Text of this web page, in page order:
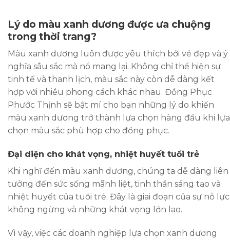
Lý do màu xanh dương được ưa chuộng
trong thời trang?
Màu xanh dương luôn được yêu thích bởi vẻ đẹp và ý
nghĩa sâu sắc mà nó mang lại. Không chỉ thể hiện sự
tinh tế và thanh lịch, màu sắc này còn dễ dàng kết
hợp với nhiều phong cách khác nhau. Đồng Phục
Phước Thịnh sẽ bật mí cho bạn những lý do khiến
màu xanh dương trở thành lựa chọn hàng đầu khi lựa
chọn màu sắc phù hợp cho đồng phục.
Đại diện cho khát vọng, nhiệt huyết tuổi trẻ
Khi nghĩ đến màu xanh dương, chúng ta dễ dàng liên
tưởng đến sức sống mãnh liệt, tinh thần sáng tạo và
nhiệt huyết của tuổi trẻ. Đây là giai đoạn của sự nỗ lực
không ngừng và những khát vọng lớn lao.
Vì vậy, việc các doanh nghiệp lựa chọn xanh dương